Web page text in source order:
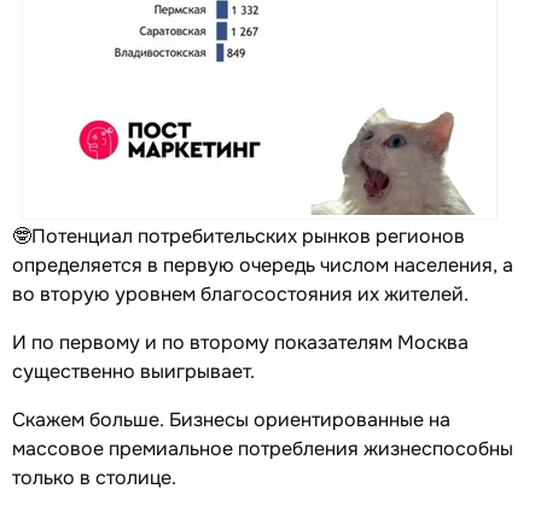
🤓Потенциал потребительских рынков регионов
определяется в первую очередь числом населения, а
во вторую уровнем благосостояния их жителей.
И по первому и по второму показателям Москва
существенно выигрывает.
Скажем больше. Бизнесы ориентированные на
массовое премиальное потребления жизнеспособны
только в столице.